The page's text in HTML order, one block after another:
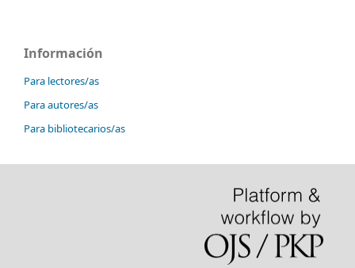
Información
Para lectores/as
Para autores/as
Para bibliotecarios/as